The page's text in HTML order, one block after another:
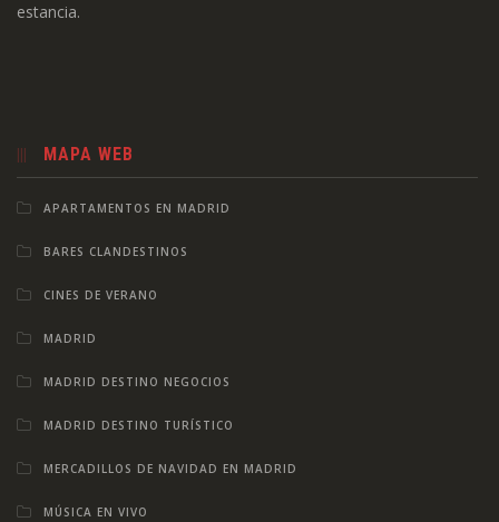
estancia.
MAPA WEB
APARTAMENTOS EN MADRID
BARES CLANDESTINOS
CINES DE VERANO
MADRID
MADRID DESTINO NEGOCIOS
MADRID DESTINO TURÍSTICO
MERCADILLOS DE NAVIDAD EN MADRID
MÚSICA EN VIVO